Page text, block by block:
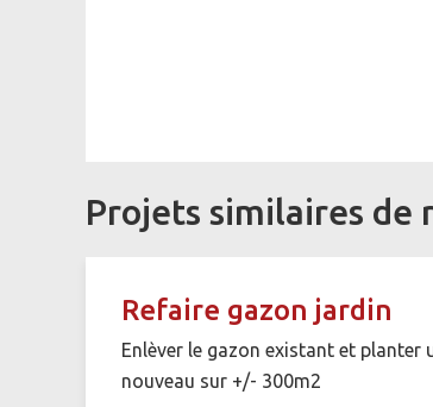
Projets similaires de
Refaire gazon jardin
Enlèver le gazon existant et planter
nouveau sur +/- 300m2